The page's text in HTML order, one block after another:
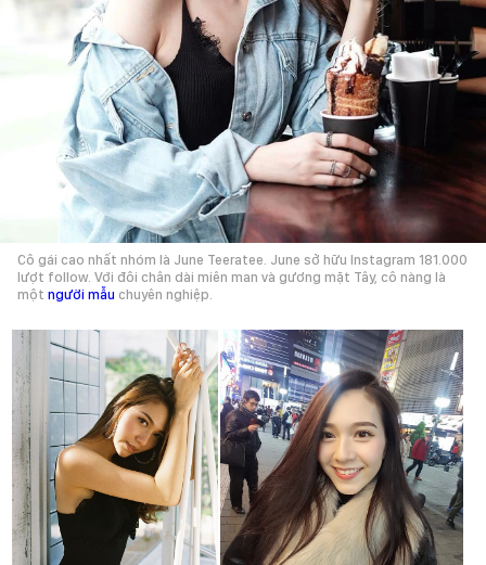
Cô gái cao nhất nhóm là June Teeratee. June sở hữu Instagram 181.000
lượt follow. Với đôi chân dài miên man và gương mặt Tây, cô nàng là
một người mẫu chuyên nghiệp.